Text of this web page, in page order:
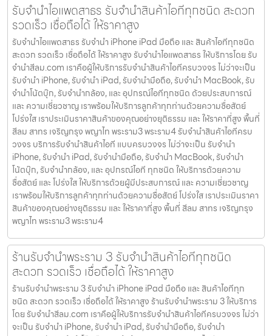
รับจำนำไอแพดสาธร รับจำนำสินค้าไอทีทุกชนิด สะดวก
รวดเร็ว เชื่อถือได้ ให้ราคาสูง
รับจำนำไอแพดสาธร รับจำนำ iPhone iPad มือถือ และ สินค้าไอทีทุกชนิด
สะดวก รวดเร็ว เชื่อถือได้ ให้ราคาสูง รับจำนำไอแพดสาธร ให้บริการโดย รับ
จํานําสีลม.com เราคือผู้ให้บริการรับจำนำสินค้าไอทีครบวงจร ไม่ว่าจะเป็น
รับจำนำ iPhone, รับจำนำ iPad, รับจำนำมือถือ, รับจำนำ MacBook, รับ
จำนำโน้ตบุ๊ก, รับจำนำกล้อง, และ อุปกรณ์ไอทีทุกชนิด ด้วยประสบการณ์
และ ความเชี่ยวชาญ เราพร้อมให้บริการลูกค้าทุกท่านด้วยความซื่อสัตย์
โปร่งใส เราประเมินราคาสินค้าของคุณอย่างยุติธรรม และ ให้ราคาที่สูง พื้นที่
สีลม สาทร เจริญกรุง พญาไท พระราม3 พระราม4 รับจำนำสินค้าไอทีครบ
วงจร บริการรับจำนำสินค้าไอที แบบครบวงจร ไม่ว่าจะเป็น รับจำนำ
iPhone, รับจำนำ iPad, รับจำนำมือถือ, รับจำนำ MacBook, รับจำนำ
โน้ตบุ๊ก, รับจำนำกล้อง, และ อุปกรณ์ไอที ทุกชนิด ให้บริการด้วยความ
ซื่อสัตย์ และ โปร่งใส ให้บริการด้วยผู้มีประสบการณ์ และ ความเชี่ยวชาญ
เราพร้อมให้บริการลูกค้าทุกท่านด้วยความซื่อสัตย์ โปร่งใส เราประเมินราคา
สินค้าของคุณอย่างยุติธรรม และ ให้ราคาที่สูง พื้นที่ สีลม สาทร เจริญกรุง
พญาไท พระราม3 พระราม4
ร้านรับจำนำพระราม 3 รับจำนำสินค้าไอทีทุกชนิด
สะดวก รวดเร็ว เชื่อถือได้ ให้ราคาสูง
ร้านรับจำนำพระราม 3 รับจำนำ iPhone iPad มือถือ และ สินค้าไอทีทุก
ชนิด สะดวก รวดเร็ว เชื่อถือได้ ให้ราคาสูง ร้านรับจำนำพระราม 3 ให้บริการ
โดย รับจํานําสีลม.com เราคือผู้ให้บริการรับจำนำสินค้าไอทีครบวงจร ไม่ว่า
จะเป็น รับจำนำ iPhone, รับจำนำ iPad, รับจำนำมือถือ, รับจำนำ